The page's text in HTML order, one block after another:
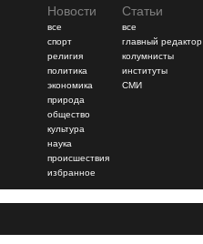
Новости
все
спорт
религия
политика
экономика
природа
общество
культура
наука
происшествия
избранное
Статьи
все
главный редактор
колумнисты
институты
СМИ